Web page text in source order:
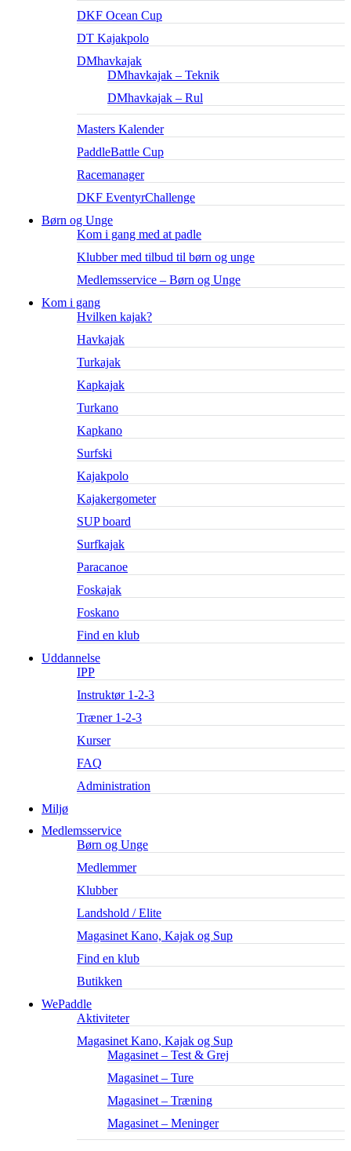
DKF Ocean Cup
DT Kajakpolo
DMhavkajak
DMhavkajak – Teknik
DMhavkajak – Rul
Masters Kalender
PaddleBattle Cup
Racemanager
DKF EventyrChallenge
Børn og Unge
Kom i gang med at padle
Klubber med tilbud til børn og unge
Medlemsservice – Børn og Unge
Kom i gang
Hvilken kajak?
Havkajak
Turkajak
Kapkajak
Turkano
Kapkano
Surfski
Kajakpolo
Kajakergometer
SUP board
Surfkajak
Paracanoe
Foskajak
Foskano
Find en klub
Uddannelse
IPP
Instruktør 1-2-3
Træner 1-2-3
Kurser
FAQ
Administration
Miljø
Medlemsservice
Børn og Unge
Medlemmer
Klubber
Landshold / Elite
Magasinet Kano, Kajak og Sup
Find en klub
Butikken
WePaddle
Aktiviteter
Magasinet Kano, Kajak og Sup
Magasinet – Test & Grej
Magasinet – Ture
Magasinet – Træning
Magasinet – Meninger